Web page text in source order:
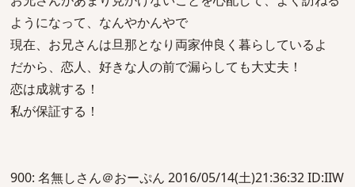
ようになって、なんやかんやで
現在、お兄さんは旦那となり両家仲良く暮らしているよ
だから、恋人、好きな人の前で漏らしても大丈夫！
恋は成就する！
私が保証する！
900: 名無しさん＠おーぷん 2016/05/14(土)21:36:32 ID:IIW